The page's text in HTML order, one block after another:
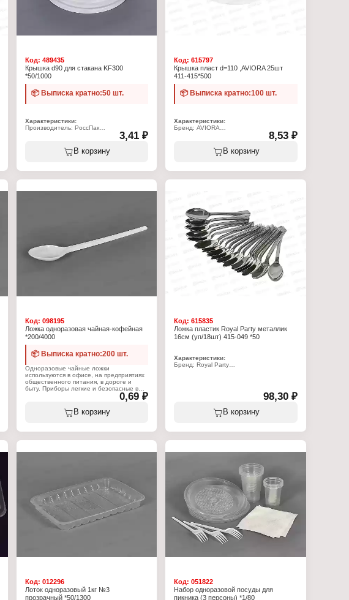
Код: 489435
Крышка d90 для стакана KF300
*50/1000
📦 Выписка кратно:50 шт.
Характеристики:
Производитель: РоссПак
Тип товара: Крышка одноразовая
Назначение: для стаканов объемом 300
Цвет: белый
3,41 ₽
В корзину
Код:615797
Крышка пласт d=110 ,AVIORA 25шт
411-415*500
📦 Выписка кратно:100 шт.
Характеристики:
Бренд: AVIORA
Вариация: одноразовая
Форма: полукупольная
Конструкция: с отверстием для выхода
Использование в СВЧ: да
8,53 ₽
В корзину
Код: 098195
Ложка одноразовая чайная-кофейная
*200/4000
📦 Выписка кратно:200 шт.
Одноразовые чайные ложки
используются в офисе, на предприятиях
общественного питания, в дороге и
быту. Приборы легкие и безопасные в
использовании. Подойдут как для
холодных, так и для горячих блюд.
Характеристики:
0,69 ₽
В корзину
Код:615835
Ложка пластик Royal Party металлик
16см (уп/18шт) 415-049 *50
Характеристики:
Бренд: Royal Party
Дизайн: резной край
Упаковка: в пакете
98,30 ₽
В корзину
Код: 012296
Лоток одноразовый 1кг №3
прозрачный *50/1300
Код:051822
Набор одноразовой посуды для
пикника (3 персоны) *1/80